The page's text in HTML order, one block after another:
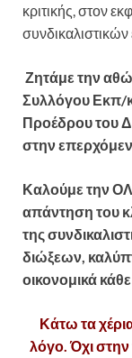
κριτικής, στον
Ζητάμε την
Συλλόγου Εκπ/
Προέδρου του
στην
Καλούμε την
απάντηση του
της
διώξεων,
οικονομικά
Κάτω τα
λόγο. Όχι στην